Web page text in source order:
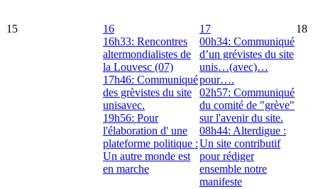
15
16
16h33: Rencontres
altermondialistes de
la Louvesc (07)
17h46: Communiqué
des grèvistes du site
unisavec.
19h56: Pour
l'élaboration d' une
plateforme politique :
Un autre monde est
en marche
17
00h34: Communiqué
d’un grévistes du site
unis…(avec)…
pour….
02h57: Communiqué
du comité de "grève"
sur l'avenir du site.
08h44: Alterdigue :
Un site contributif
pour rédiger
ensemble notre
manifeste
18